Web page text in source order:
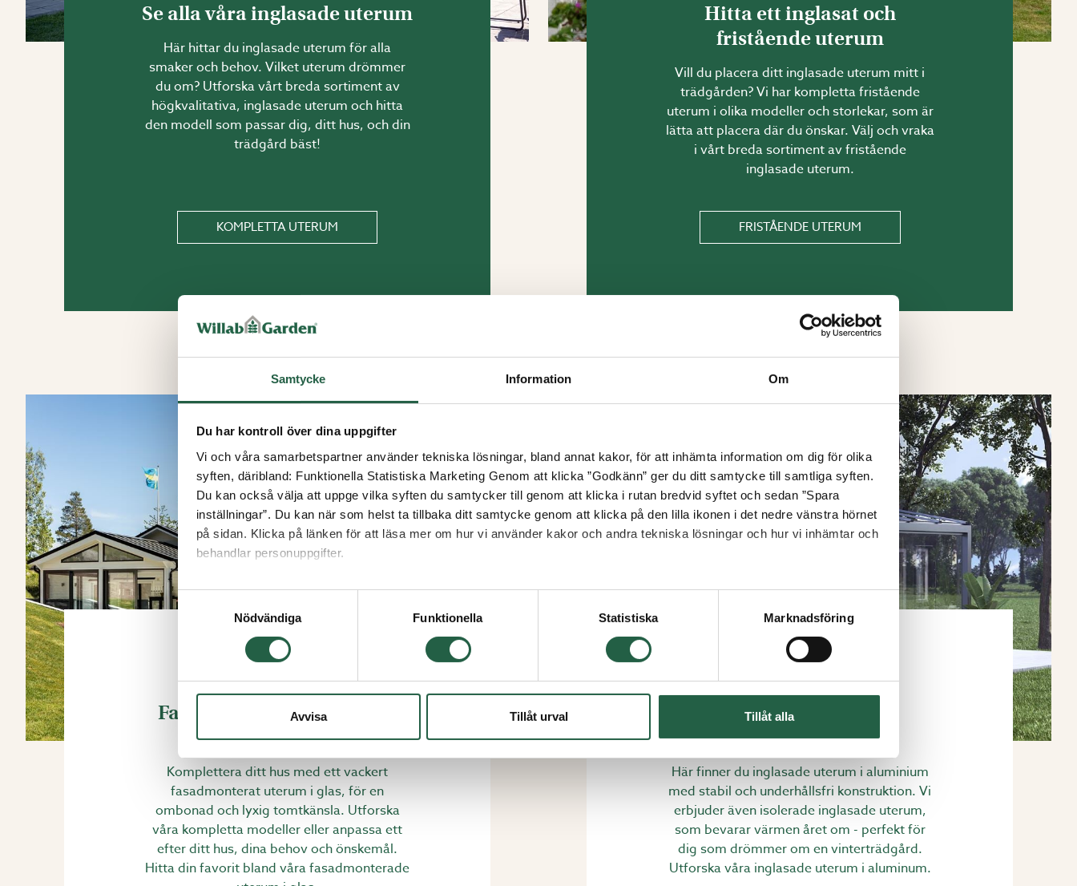
Samtycke Information Om
Du har kontroll över dina uppgifter
Vi och våra samarbetspartner använder tekniska lösningar, bland annat kakor, för att inhämta information om dig för olika
syften, däribland: Funktionella Statistiska Marketing Genom att klicka ”Godkänn” ger du ditt samtycke till samtliga syften.
Du kan också välja att uppge vilka syften du samtycker till genom att klicka i rutan bredvid syftet och sedan ”Spara
inställningar”. Du kan när som helst ta tillbaka ditt samtycke genom att klicka på den lilla ikonen i det nedre vänstra hörnet
på sidan. Klicka på länken för att läsa mer om hur vi använder kakor och andra tekniska lösningar och hur vi inhämtar och
behandlar personuppgifter.
Ta reda på mer om cookies Googles sekretesspolicy
Samtyckesval
Nödvändiga
Funktionella Statistiska Marknadsföring
Avvisa Tillåt urval Tillåt alla
Se alla våra inglasade uterum
Här hittar du inglasade uterum för alla
smaker och behov. Vilket uterum drömmer
du om? Utforska vårt breda sortiment av
högkvalitativa, inglasade uterum och hitta
den modell som passar dig, ditt hus, och din
trädgård bäst!
KOMPLETTA UTERUM
Hitta ett inglasat och
fristående uterum
Vill du placera ditt inglasade uterum mitt i
trädgården? Vi har kompletta fristående
uterum i olika modeller och storlekar, som är
lätta att placera där du önskar. Välj och vraka
i vårt breda sortiment av fristående
inglasade uterum.
FRISTÅENDE UTERUM
Fasadmonterade uterum i
glas
Komplettera ditt hus med ett vackert
fasadmonterat uterum i glas, för en
ombonad och lyxig tomtkänsla. Utforska
våra kompletta modeller eller anpassa ett
efter ditt hus, dina behov och önskemål.
Hitta din favorit bland våra fasadmonterade
Inglasade uterum i
aluminium
Här finner du inglasade uterum i aluminium
med stabil och underhållsfri konstruktion. Vi
erbjuder även isolerade inglasade uterum,
som bevarar värmen året om - perfekt för
dig som drömmer om en vinterträdgård.
Utforska våra inglasade uterum i aluminum.